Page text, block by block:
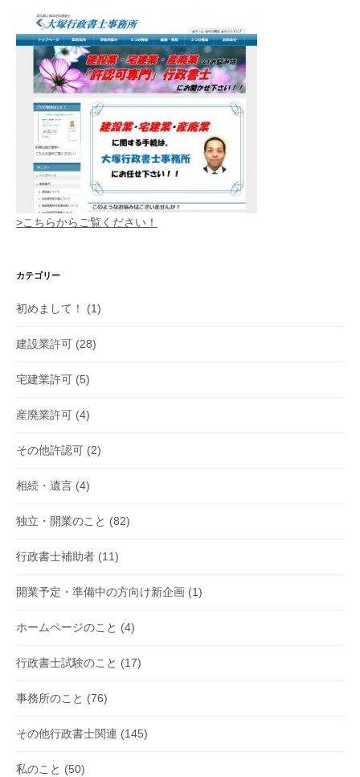
>こちらからご覧ください！
カテゴリー
初めまして！ (1)
建設業許可 (28)
宅建業許可 (5)
産廃業許可 (4)
その他許認可 (2)
相続・遺言 (4)
独立・開業のこと (82)
行政書士補助者 (11)
開業予定・準備中の方向け新企画 (1)
ホームページのこと (4)
行政書士試験のこと (17)
事務所のこと (76)
その他行政書士関連 (145)
私のこと (50)